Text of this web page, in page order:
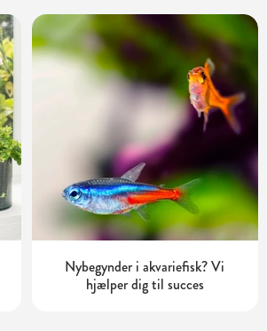
Nybegynder i akvariefisk? Vi
hjælper dig til succes